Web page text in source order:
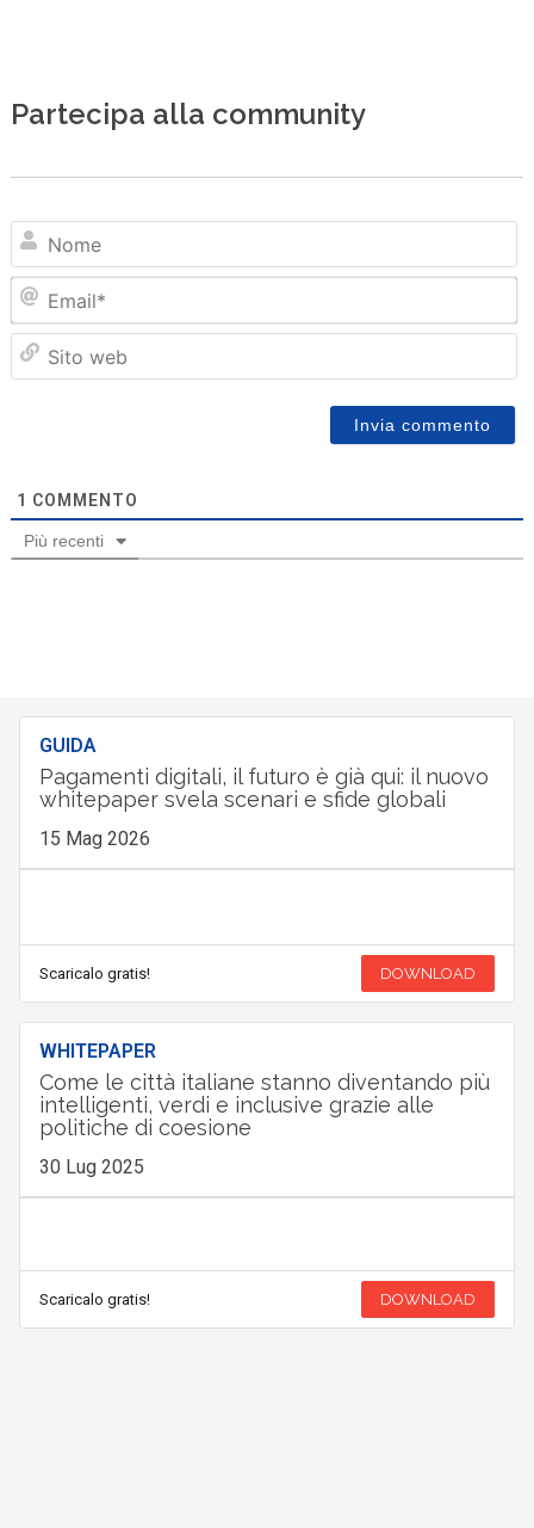
Partecipa alla community
1 COMMENTO
Più recenti
GUIDA
Pagamenti digitali, il futuro è già qui: il nuovo
whitepaper svela scenari e sfide globali
15 Mag 2026
WHITEPAPER